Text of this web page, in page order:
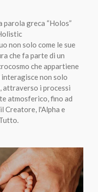
parola greca “Holos”
non solo come le sue
che fa parte di un
che appartiene
interagisce non solo
attraverso i processi
atmosferico, fino ad
Creatore, l'Alpha e